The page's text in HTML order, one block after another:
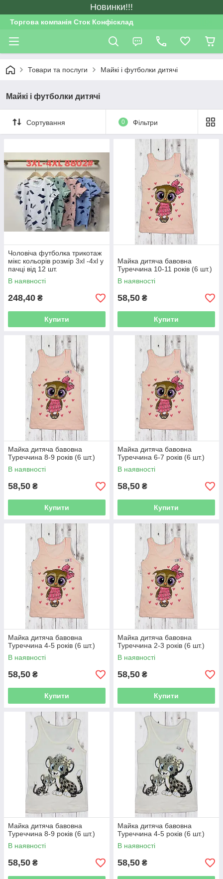
Новинки!!!
Торгова компанія Сток Конфісклад
Товари та послуги Майкі і футболки дитячі
Майкі і футболки дитячі
Сортування 0 Фільтри
Чоловіча футболка трикотаж
мікс кольорів розмір 3xl -4xl у
пачці від 12 шт.
В наявності
248,40 ₴
Купити
Майка дитяча бавовна
Туреччина 10-11 років (6 шт.)
В наявності
58,50 ₴
Купити
Майка дитяча бавовна
Туреччина 8-9 років (6 шт.)
В наявності
58,50 ₴
Купити
Майка дитяча бавовна
Туреччина 6-7 років (6 шт.)
В наявності
58,50 ₴
Купити
Майка дитяча бавовна
Туреччина 4-5 років (6 шт.)
В наявності
58,50 ₴
Купити
Майка дитяча бавовна
Туреччина 2-3 років (6 шт.)
В наявності
58,50 ₴
Купити
Майка дитяча бавовна
Туреччина 8-9 років (6 шт.)
В наявності
58,50 ₴
Майка дитяча бавовна
Туреччина 4-5 років (6 шт.)
В наявності
58,50 ₴